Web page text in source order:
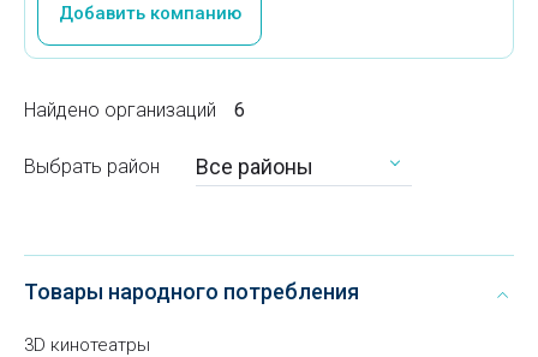
Добавить компанию
Найдено организаций 6
Выбрать район Все районы
Товары народного потребления
3D кинотеатры